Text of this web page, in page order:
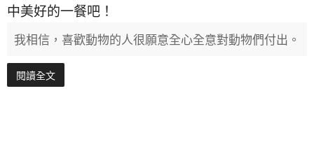
中美好的一餐吧！
我相信，喜歡動物的人很願意全心全意對動物們付出。
閱讀全文